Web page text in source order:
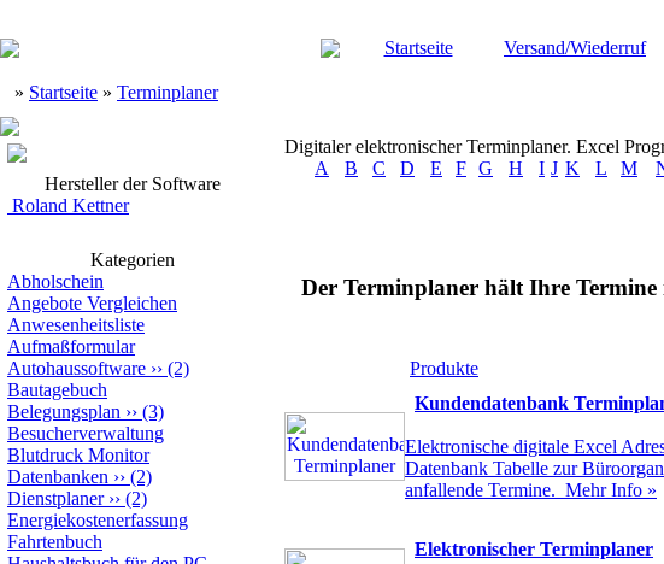
Startseite Versand/Wiederruf
» Startseite » Terminplaner
Hersteller der Software
Roland Kettner
Kategorien
Abholschein
Angebote Vergleichen
Anwesenheitsliste
Aufmaßformular
Autohaussoftware ›› (2)
Bautagebuch
Belegungsplan ›› (3)
Besucherverwaltung
Blutdruck Monitor
Datenbanken ›› (2)
Dienstplaner›› (2)
Energiekostenerfassung
Fahrtenbuch
Digitaler elektronischer Terminplaner. Excel
A
B C D E F G H I J K L M
Der Terminplaner hält Ihre
Produkte
Kundendatenbank
Elektronische digitale Excel
Datenbank Tabelle zur
anfallende Termine. Mehr Info »
Elektronischer Terminplaner